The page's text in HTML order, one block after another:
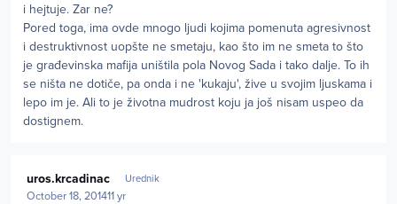
i hejtuje. Zar ne?
Pored toga, ima ovde mnogo ljudi kojima pomenuta agresivnost
i destruktivnost uopšte ne smetaju, kao što im ne smeta to što
je građevinska mafija uništila pola Novog Sada i tako dalje. To ih
se ništa ne dotiče, pa onda i ne 'kukaju', žive u svojim ljuskama i
lepo im je. Ali to je životna mudrost koju ja još nisam uspeo da
dostignem.
uros.krcadinac Urednik
October 18, 201411 yr